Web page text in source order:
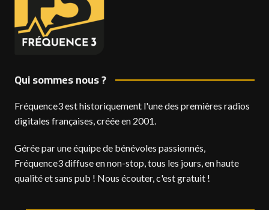
Qui sommes nous ?
Fréquence3 est historiquement l'une des premières radios
digitales françaises, créée en 2001.
Gérée par une équipe de bénévoles passionnés,
Fréquence3 diffuse en non-stop, tous les jours, en haute
qualité et sans pub ! Nous écouter, c'est gratuit !